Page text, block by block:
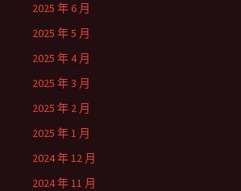
2025 年 6 月
2025 年 5 月
2025 年 4 月
2025 年 3 月
2025 年 2 月
2025 年 1 月
2024 年 12 月
2024 年 11 月